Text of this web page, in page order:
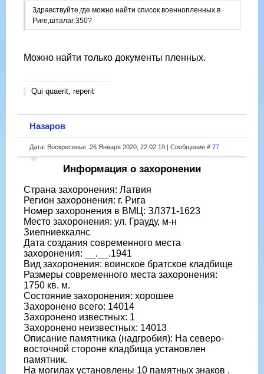
Здравствуйте,где можно найти список военнопленных в
Риге,шталаг 350?
Можно найти только документы пленных.
Qui quaerit, reperit
Назаров
Дата: Воскресенье, 26 Января 2020, 22:02:19 | Сообщение # 77
Информация о захоронении
Страна захоронения: Латвия
Регион захоронения: г. Рига
Номер захоронения в ВМЦ: ЗЛ371-1623
Место захоронения: ул. Грауду, м-н
Зиепниеккалнс
Дата создания современного места
захоронения: __.__.1941
Вид захоронения: воинское братское кладбище
Размеры современного места захоронения:
1750 кв. м.
Состояние захоронения: хорошее
Захоронено всего: 14014
Захоронено известных: 1
Захоронено неизвестных: 14013
Описание памятника (надгробия): На северо-
восточной стороне кладбища установлен
памятник.
На могилах установлены 10 памятных знаков .